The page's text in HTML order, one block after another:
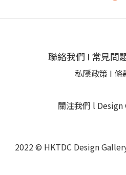
聯絡我們 I 常見問
私隱政策 I 條
關注我們 l Design
2022 © HKTDC Design